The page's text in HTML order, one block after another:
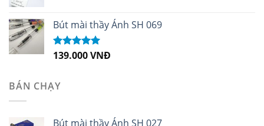
Bút mài thầy Ánh SH 069
Được xếp
139.000VNĐ
BÁN CHẠY
Bút mài thầy Ánh SH 027